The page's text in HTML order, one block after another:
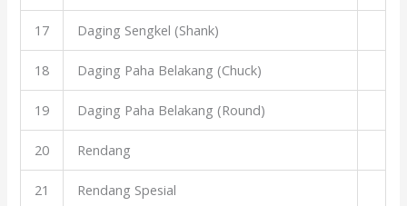
17 Daging Sengkel (Shank)
18 Daging Paha Belakang (Chuck)
19 Daging Paha Belakang (Round)
20 Rendang
21 Rendang Spesial